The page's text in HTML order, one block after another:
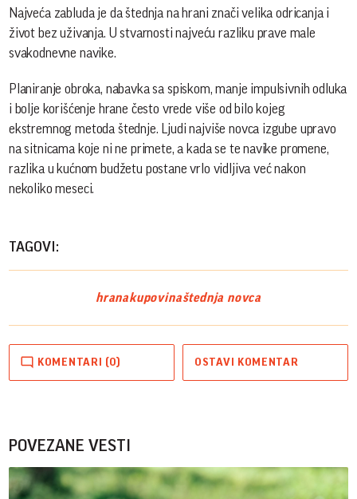
Najveća zabluda je da štednja na hrani znači velika odricanja i
život bez uživanja. U stvarnosti najveću razliku prave male
svakodnevne navike.
Planiranje obroka, nabavka sa spiskom, manje impulsivnih odluka
i bolje korišćenje hrane često vrede više od bilo kojeg
ekstremnog metoda štednje. Ljudi najviše novca izgube upravo
na sitnicama koje ni ne primete, a kada se te navike promene,
razlika u kućnom budžetu postane vrlo vidljiva već nakon
nekoliko meseci.
TAGOVI:
hranakupovinaštednja novca
KOMENTARI (0) OSTAVI KOMENTAR
POVEZANE VESTI